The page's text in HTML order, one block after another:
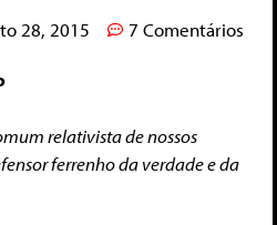
28, 2015 7 Comentários
relativista de nossos
ferrenho da verdade e da